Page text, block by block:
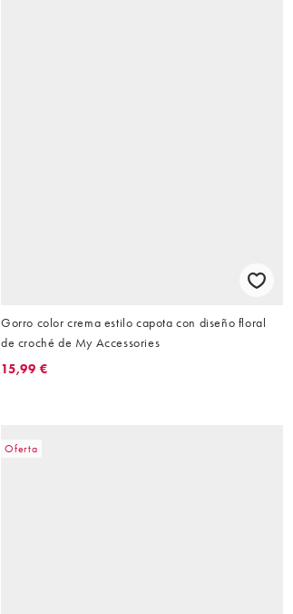
Gorro color crema estilo capota con diseño floral
de croché de My Accessories
15,99 €
Oferta